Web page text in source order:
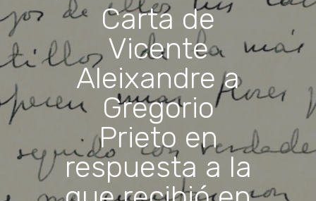
Carta de
Vicente
Aleixandre a
Gregorio
Prieto en
respuesta a la